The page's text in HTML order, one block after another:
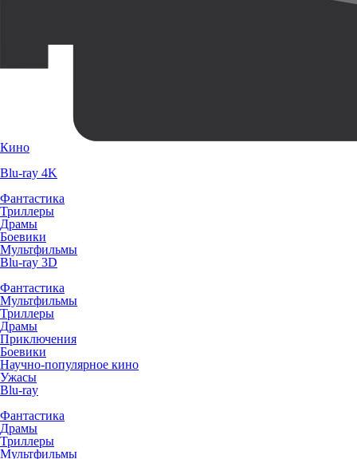
Кино
Blu-ray 4K
Фантастика
Триллеры
Драмы
Боевики
Мультфильмы
Blu-ray 3D
Фантастика
Мультфильмы
Триллеры
Драмы
Приключения
Боевики
Научно-популярное кино
Ужасы
Blu-ray
Фантастика
Драмы
Триллеры
Мультфильмы